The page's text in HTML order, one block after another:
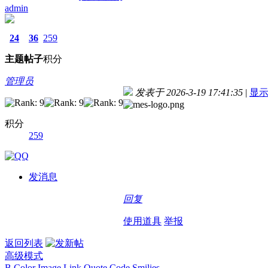
admin
24
主题
36
帖子
259
积分
管理员
积分
259
发消息
发表于 2026-3-19 17:41:35 | 显
回复
使用道具 举报
返回列表
高级模式